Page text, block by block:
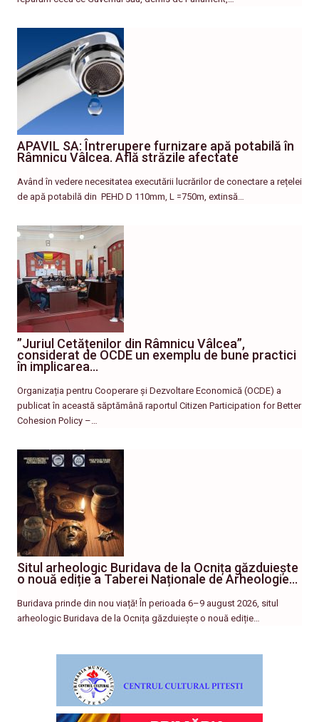
APAVIL SA: Întrerupere furnizare apă potabilă în
Râmnicu Vâlcea. Află străzile afectate
Având în vedere necesitatea executării lucrărilor de conectare a rețelei
de apă potabilă din PEHD D 110mm, L =750m, extinsă…
”Juriul Cetățenilor din Râmnicu Vâlcea”,
considerat de OCDE un exemplu de bune practici
în implicarea…
Organizația pentru Cooperare și Dezvoltare Economică (OCDE) a
publicat în această săptămână raportul Citizen Participation for Better
Cohesion Policy –…
Situl arheologic Buridava de la Ocnița găzduiește
o nouă ediție a Taberei Naționale de Arheologie…
Buridava prinde din nou viață! În perioada 6–9 august 2026, situl
arheologic Buridava de la Ocnița găzduiește o nouă ediție…